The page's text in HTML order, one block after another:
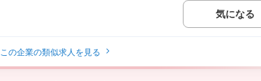
気になる
この企業の類似求人を見る